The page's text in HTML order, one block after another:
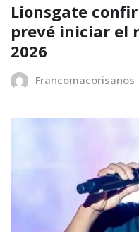
Lionsgate
prevé iniciar el
2026
Francomacorisanos